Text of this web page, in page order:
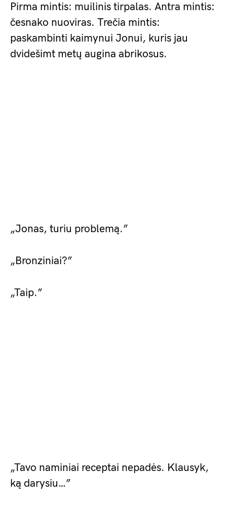
Pirma mintis: muilinis tirpalas. Antra mintis:
česnako nuoviras. Trečia mintis:
paskambinti kaimynui Jonui, kuris jau
dvidešimt metų augina abrikosus.
„Jonas, turiu problemą.”
„Bronziniai?”
„Taip.”
„Tavo naminiai receptai nepadės. Klausyk,
ką darysiu…”